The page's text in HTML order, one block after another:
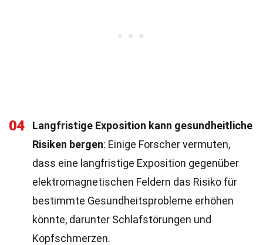
04
Langfristige Exposition kann gesundheitliche
Risiken bergen: Einige Forscher vermuten,
dass eine langfristige Exposition gegenüber
elektromagnetischen Feldern das Risiko für
bestimmte Gesundheitsprobleme erhöhen
könnte, darunter Schlafstörungen und
Kopfschmerzen.